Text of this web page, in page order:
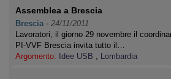
Assemblea a Brescia
Brescia - 24/11/2011
Lavoratori, il giorno 29 novembre il
PI-VVF Brescia invita tutto il…
Argomento: Idee USB , Lombardia